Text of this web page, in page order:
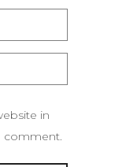
in
comment.